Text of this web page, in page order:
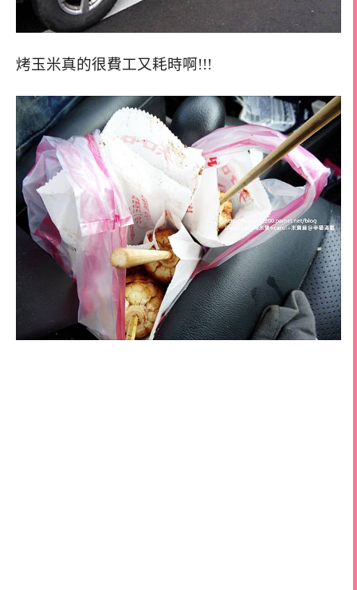
烤玉米真的很費工又耗時啊!!!